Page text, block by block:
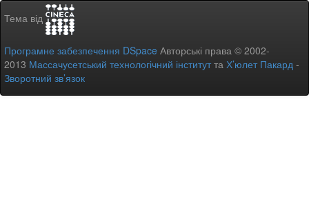
Тема від
Програмне забезпечення DSpace Авторські права © 2002-
2013 Массачусетський технологічний інститутта Х’юлет Пакард -
Зворотний зв’язок